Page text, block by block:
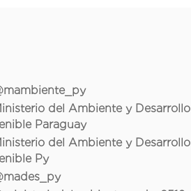
del Ambiente y Desarrollo
Paraguay
del Ambiente y Desarrollo
Py